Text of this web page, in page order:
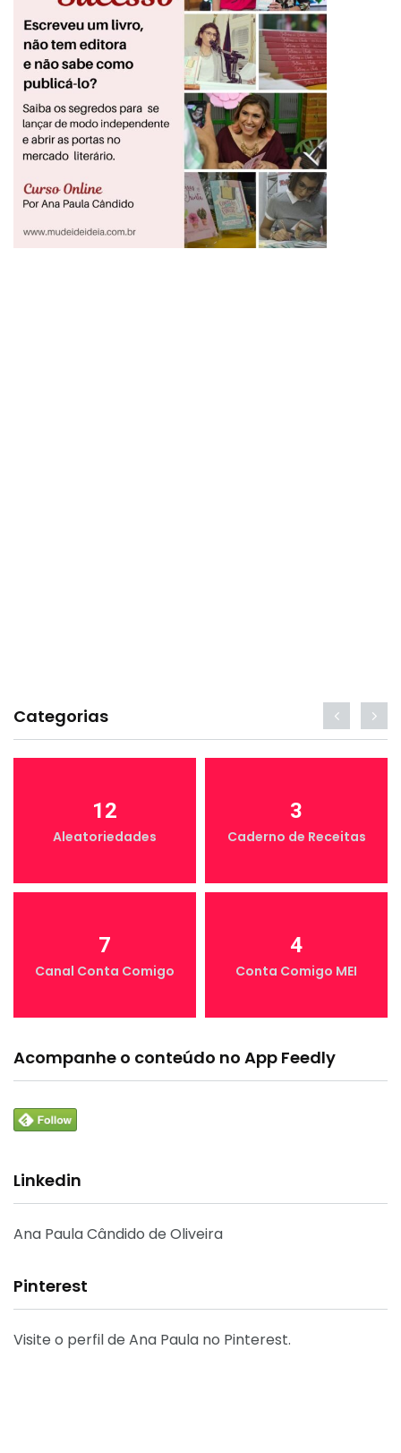
Categorias
12
Aleatoriedades
3
Caderno de Receitas
7
Canal Conta Comigo
4
Conta Comigo MEI
Acompanhe o conteúdo no App Feedly
Linkedin
Ana Paula Cândido de Oliveira
Pinterest
Visite o perfil de Ana Paula no Pinterest.